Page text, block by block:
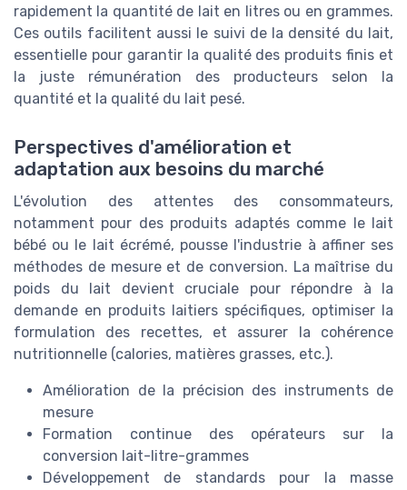
rapidement la quantité de lait en litres ou en grammes.
Ces outils facilitent aussi le suivi de la densité du lait,
essentielle pour garantir la qualité des produits finis et
la juste rémunération des producteurs selon la
quantité et la qualité du lait pesé.
Perspectives d'amélioration et
adaptation aux besoins du marché
L'évolution des attentes des consommateurs,
notamment pour des produits adaptés comme le lait
bébé ou le lait écrémé, pousse l'industrie à affiner ses
méthodes de mesure et de conversion. La maîtrise du
poids du lait devient cruciale pour répondre à la
demande en produits laitiers spécifiques, optimiser la
formulation des recettes, et assurer la cohérence
nutritionnelle (calories, matières grasses, etc.).
Amélioration de la précision des instruments de
mesure
Formation continue des opérateurs sur la
conversion lait-litre-grammes
Développement de standards pour la masse